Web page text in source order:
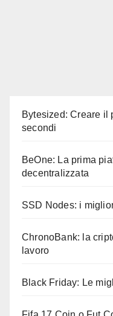
Bytesized: Creare il
secondi
BeOne: La prima
decentralizzata
SSD Nodes: i
ChronoBank: la
lavoro
Black Friday: Le